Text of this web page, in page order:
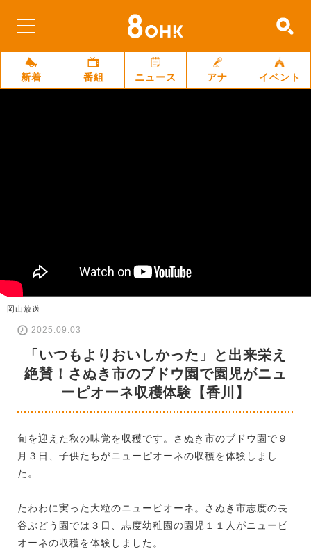
新着 番組 ニュース アナ イベント
岡山放送
2025.09.03
「いつもよりおいしかった」と出来栄え
絶賛！さぬき市のブドウ園で園児がニュ
ーピオーネ収穫体験【香川】
旬を迎えた秋の味覚を収穫です。さぬき市のブドウ園で９
月３日、子供たちがニューピオーネの収穫を体験しまし
た。
たわわに実った大粒のニューピオーネ。さぬき市志度の長
谷ぶどう園では３日、志度幼稚園の園児１１人がニューピ
オーネの収穫を体験しました。